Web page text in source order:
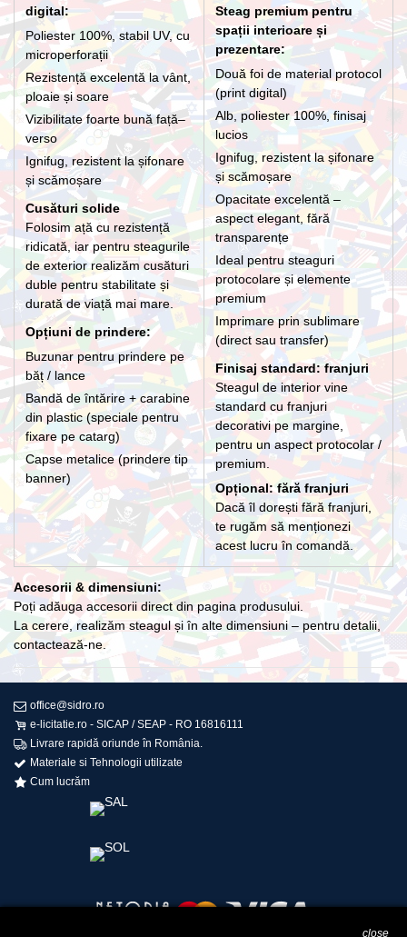
digital:
Poliester 100%, stabil UV, cu
microperforații
Rezistență excelentă la vânt,
ploaie și soare
Vizibilitate foarte bună față–
verso
Ignifug, rezistent la șifonare
și scămoșare
Cusături solide
Folosim ață cu rezistență
ridicată, iar pentru steagurile
de exterior realizăm cusături
duble pentru stabilitate și
durată de viață mai mare.
Opțiuni de prindere:
Buzunar pentru prindere pe
băț / lance
Bandă de întărire + carabine
din plastic (speciale pentru
fixare pe catarg)
Capse metalice (prindere tip
banner)
Steag premium pentru
spații interioare și
prezentare:
Două foi de material protocol
(print digital)
Alb, poliester 100%, finisaj
lucios
Ignifug, rezistent la șifonare
și scămoșare
Opacitate excelentă –
aspect elegant, fără
transparențe
Ideal pentru steaguri
protocolare și elemente
premium
Imprimare prin sublimare
(direct sau transfer)
Finisaj standard: franjuri
Steagul de interior vine
standard cu franjuri
decorativi pe margine,
pentru un aspect protocolar /
premium.
Opțional: fără franjuri
Dacă îl dorești fără franjuri,
te rugăm să menționezi
acest lucru în comandă.
Accesorii & dimensiuni:
Poți adăuga accesorii direct din pagina produsului.
La cerere, realizăm steagul și în alte dimensiuni – pentru detalii,
contactează-ne.
office@sidro.ro
e-licitatie.ro - SICAP / SEAP - RO 16816111
Livrare rapidă oriunde în România.
Materiale si Tehnologii utilizate
Cum lucrăm
close